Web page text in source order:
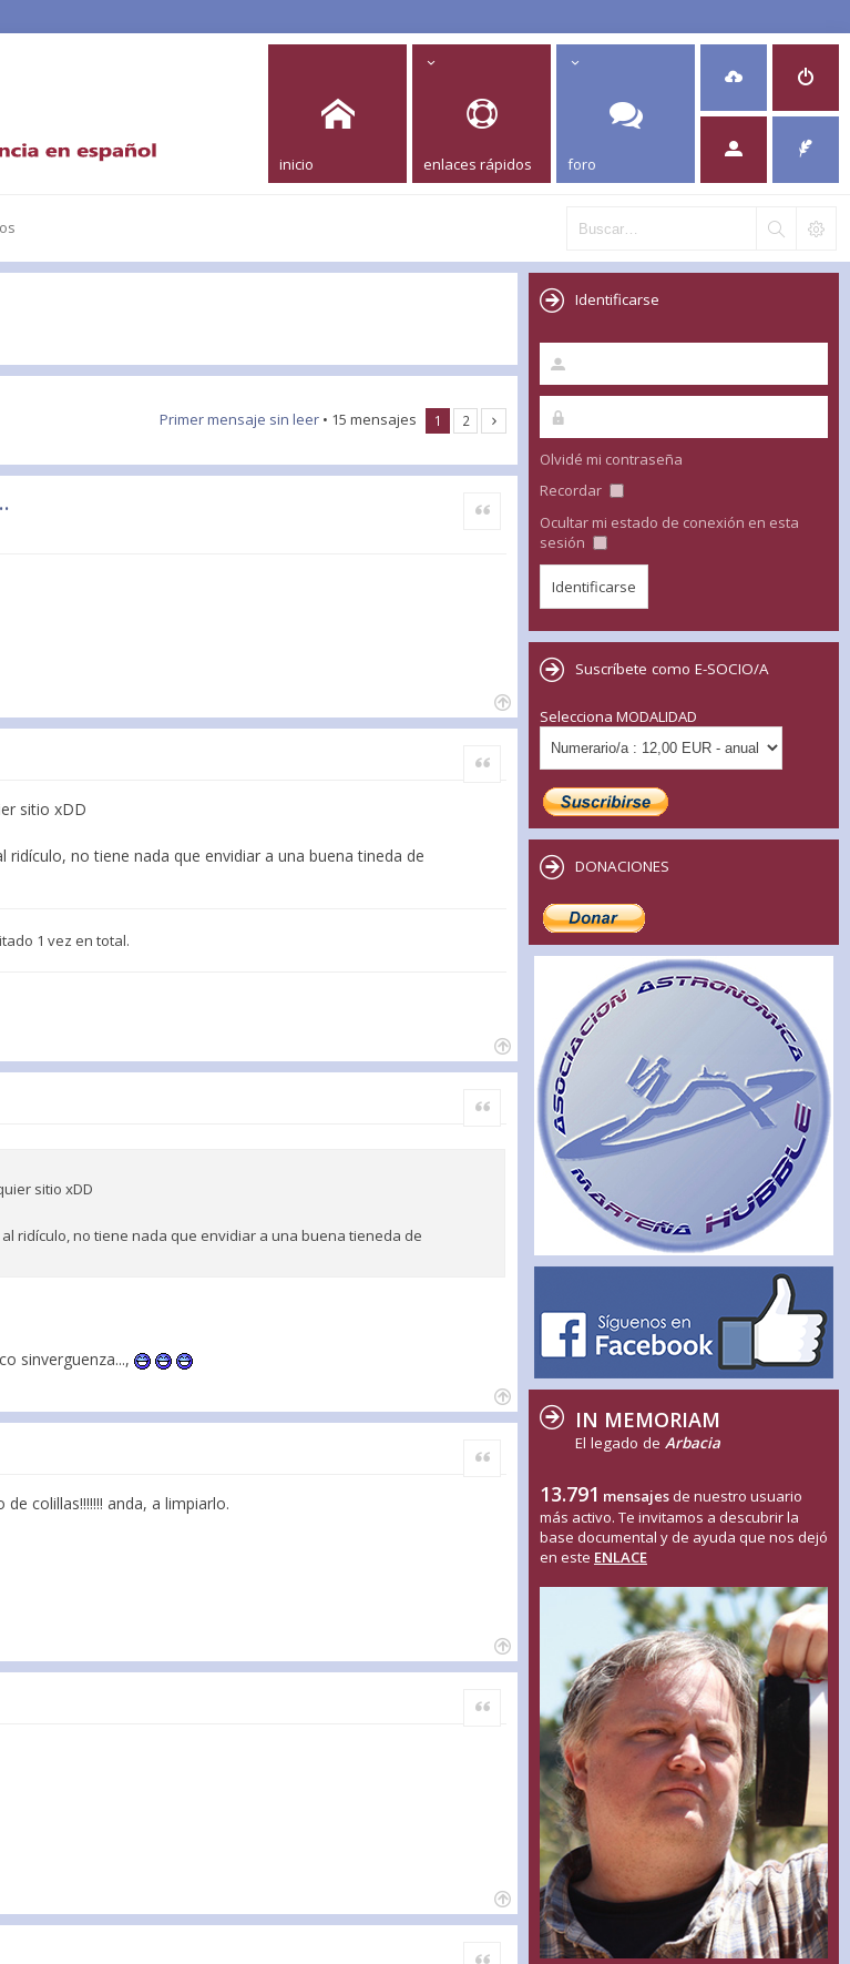
inicio enlaces rápidos foro
Primer mensaje sin leer • 15 mensajes 1 2
Citar
Citar
sitio xDD
no tiene nada que envidiar a una buena tineda de
1 vez en total.
Citar
sitio xDD
ridículo, no tiene nada que envidiar a una buena tieneda de
sinverguenza...,
Citar
colillas!!!!!!! anda, a limpiarlo.
Citar
Citar
Identificarse
Olvidé mi contraseña
Recordar
Ocultar mi estado de conexión en esta
sesión
Suscríbete como E-SOCIO/A
Selecciona MODALIDAD
DONACIONES
IN MEMORIAM
El legado de Arbacia
13.791 mensajes de nuestro usuario
más activo. Te invitamos a descubrir la
base documental y de ayuda que nos dejó
en este ENLACE